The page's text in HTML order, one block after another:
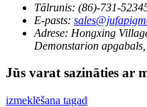
Tālrunis: (86)-731-
E-pasts:
Adrese: Hongxing
Demonstarion
Jūs varat sazināties ar
izmeklēšana tagad